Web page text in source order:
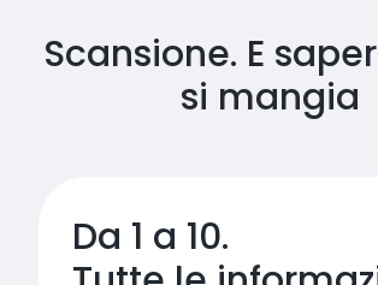
Scansione. E
si mangia
Da 1 a 10.